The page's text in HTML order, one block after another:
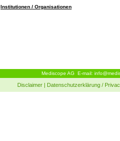
Institutionen / Organisationen
Mediscope AG E-mail:
Disclaimer| Datenschutzerklärung /